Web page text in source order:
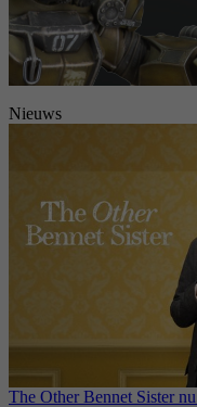
Nieuws
The Other Bennet Sister